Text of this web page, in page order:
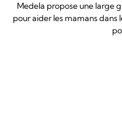
Medela propose une large
pour aider les mamans dans